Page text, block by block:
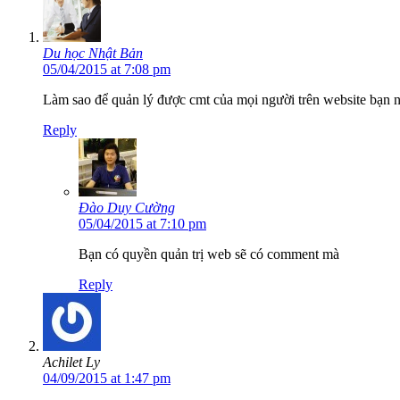
Du học Nhật Bản
05/04/2015 at 7:08 pm
Làm sao để quản lý được cmt của mọi người trên website bạn
Reply
Đào Duy Cường
05/04/2015 at 7:10 pm
Bạn có quyền quản trị web sẽ có comment mà
Reply
Achilet Ly
04/09/2015 at 1:47 pm